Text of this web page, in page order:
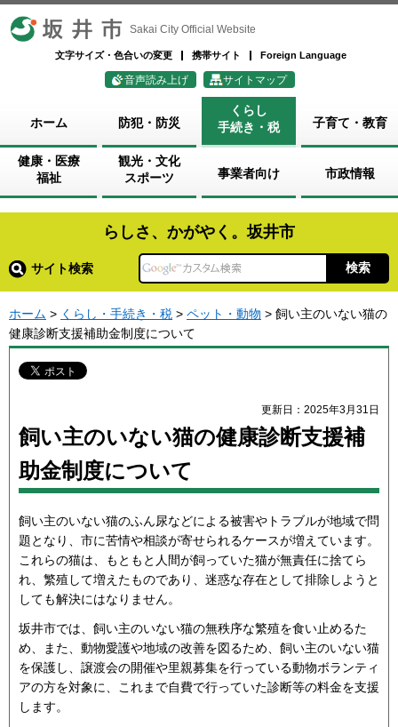
坂井市 Sakai City Official Website
文字サイズ・色合いの変更 携帯サイト Foreign Language
音声読み上げ サイトマップ
ホーム 防犯・防災
くらし
手続き・税
子育て・教育
健康・医療
福祉
観光・文化
スポーツ
事業者向け 市政情報
らしさ、かがやく。坂井市
サイト検索
ホーム > くらし・手続き・税 > ペット・動物 > 飼い主のいない猫の
健康診断支援補助金制度について
更新日：2025年3月31日
飼い主のいない猫の健康診断支援補
助金制度について
飼い主のいない猫のふん尿などによる被害やトラブルが地域で問
題となり、市に苦情や相談が寄せられるケースが増えています。
これらの猫は、もともと人間が飼っていた猫が無責任に捨てら
れ、繁殖して増えたものであり、迷惑な存在として排除しようと
しても解決にはなりません。
坂井市では、飼い主のいない猫の無秩序な繁殖を食い止めるた
め、また、動物愛護や地域の改善を図るため、飼い主のいない猫
を保護し、譲渡会の開催や里親募集を行っている動物ボランティ
アの方を対象に、これまで自費で行っていた診断等の料金を支援
します。